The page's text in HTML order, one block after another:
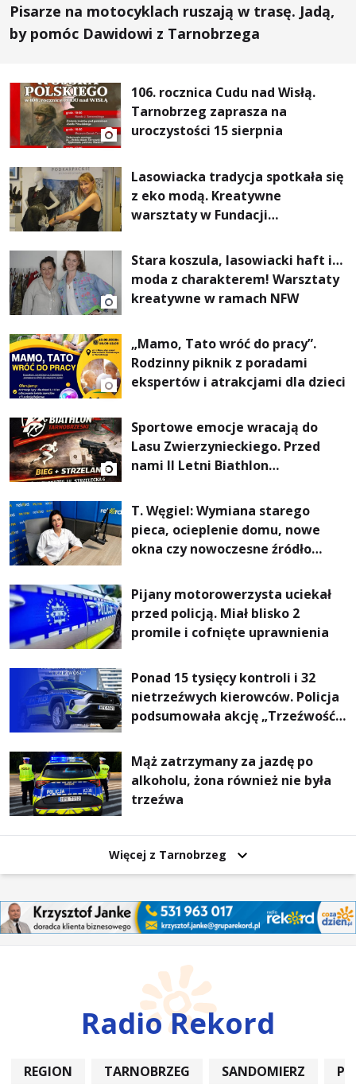
Pisarze na motocyklach ruszają w trasę. Jadą,
by pomóc Dawidowi z Tarnobrzega
106. rocznica Cudu nad Wisłą.
Tarnobrzeg zaprasza na
uroczystości 15 sierpnia
Lasowiacka tradycja spotkała się
z eko modą. Kreatywne
warsztaty w Fundacji
Stara koszula, lasowiacki haft i…
moda z charakterem! Warsztaty
kreatywne w ramach NFW
„Mamo, Tato wróć do pracy”.
Rodzinny piknik z poradami
ekspertów i atrakcjami dla dzieci
Sportowe emocje wracają do
Lasu Zwierzynieckiego. Przed
nami II Letni Biathlon
T. Węgiel: Wymiana starego
pieca, ocieplenie domu, nowe
okna czy nowoczesne źródło
rachunki za energię, lepszy
komfort życia i... czystsze
powietrze
Pijany motorowerzysta uciekał
przed policją. Miał blisko 2
promile i cofnięte uprawnienia
Ponad 15 tysięcy kontroli i 32
nietrzeźwych kierowców. Policja
podsumowała akcję „Trzeźwość”
Mąż zatrzymany za jazdę po
alkoholu, żona również nie była
trzeźwa
Więcej z Tarnobrzeg
Radio Rekord
REGION TARNOBRZEG SANDOMIERZ